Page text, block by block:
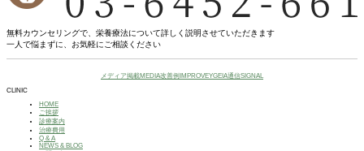
無料カウンセリングで、栄養療法について詳しく説明させていただきます
一人で悩まずに、お気軽にご相談ください
メディア掲載MEDIA改善例 IMPROVEYGEIA通信SIGNAL
CLINIC
HOME
ご挨拶
診療案内
治療費用
Q & A
NEWS & BLOG